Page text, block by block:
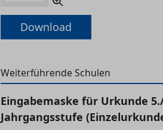
Download
Weiterführende Schulen
Eingabemaske für Urkunde
Jahrgangsstufe